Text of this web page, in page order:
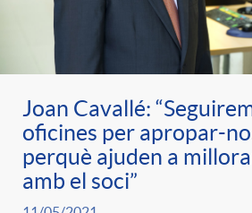
r
e
n
r
i
a
F
c
o
n
Joan Cavallé:
oficines per apropar-
perquè ajuden a
amb el soci”